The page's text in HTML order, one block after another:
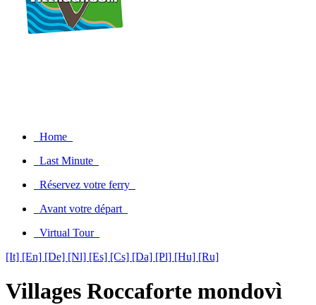
Home
Last Minute
Réservez votre ferry
Avant votre départ
Virtual Tour
[It] [En] [De] [Nl] [Es] [Cs] [Da] [Pl] [Hu] [Ru]
Villages Roccaforte mondovì